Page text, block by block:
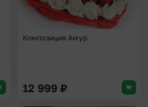
Композиция Амур
12 999 ₽